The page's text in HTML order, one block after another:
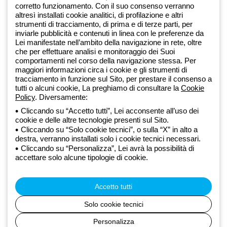
Dal 2025 Beghelli è parte del Gruppo GEWISS, all’interno
dell’ecosistema GEWISS LightZone, dove realizziamo soluzioni di
illuminazione integrate che trasformano la complessità in semplicità,
supportando professionisti e utenti finali nella realizzazione dei loro
bisogni.Scopri di più su GEWISS
Privacy Policy
Cookie policy
Condizioni di vendita
Tutte le policy
Accessibilità
direzione e coordinamento di Gewiss S.p.A. - R.I. Bologna e C.F.
03829720378 - P.IVA (IT) 00666341201 - REA BO-319364 - Cap.
Soc. 10.000.000 EUR i.v.
corretto funzionamento. Con il suo consenso verranno
altresì installati cookie analitici, di profilazione e altri
strumenti di tracciamento, di prima e di terze parti, per
inviarle pubblicità e contenuti in linea con le preferenze da
Lei manifestate nell’ambito della navigazione in rete, oltre
che per effettuare analisi e monitoraggio dei Suoi
comportamenti nel corso della navigazione stessa. Per
maggiori informazioni circa i cookie e gli strumenti di
tracciamento in funzione sul Sito, per prestare il consenso a
tutti o alcuni cookie, La preghiamo di consultare la Cookie
Policy. Diversamente:
Cliccando su “Accetto tutti”, Lei acconsente all’uso dei
cookie e delle altre tecnologie presenti sul Sito.
Cliccando su “Solo cookie tecnici”, o sulla “X” in alto a
destra, verranno installati solo i cookie tecnici necessari.
Cliccando su “Personalizza”, Lei avrà la possibilità di
accettare solo alcune tipologie di cookie.
Accetto tutti
Solo cookie tecnici
Personalizza